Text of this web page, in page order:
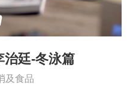
治廷-冬泳篇
及食品